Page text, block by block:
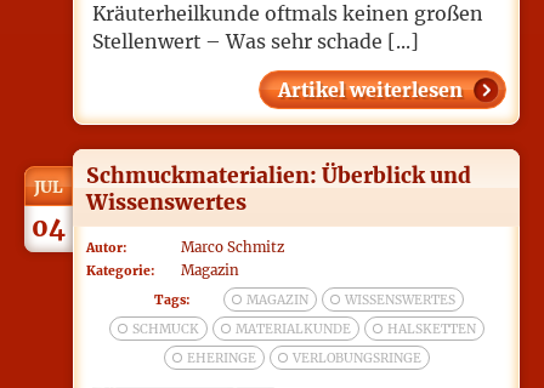
Kräuterheilkunde oftmals keinen großen
Stellenwert – Was sehr schade [...]
Artikel weiterlesen
JUL
04
Schmuckmaterialien: Überblick und
Wissenswertes
Autor: Marco Schmitz
Kategorie: Magazin
Tags: MAGAZIN
WISSENSWERTES
SCHMUCK
MATERIALKUNDE
HALSKETTEN
EHERINGE
VERLOBUNGSRINGE